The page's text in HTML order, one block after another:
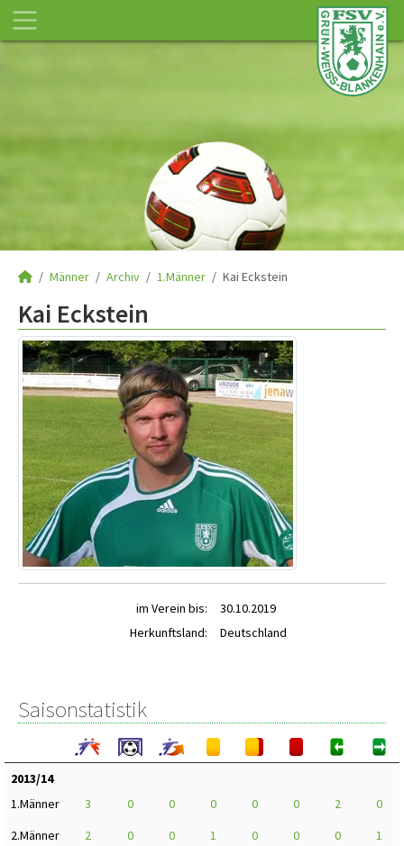
Männer Archiv 1.Männer Kai Eckstein
Kai Eckstein
im Verein bis:
30.10.2019
Herkunftsland:
Deutschland
Saisonstatistik
2013/14
1.Männer
3 0 0 0 0 0 2
0
2.Männer
2 0 0 1 0 0 0
1